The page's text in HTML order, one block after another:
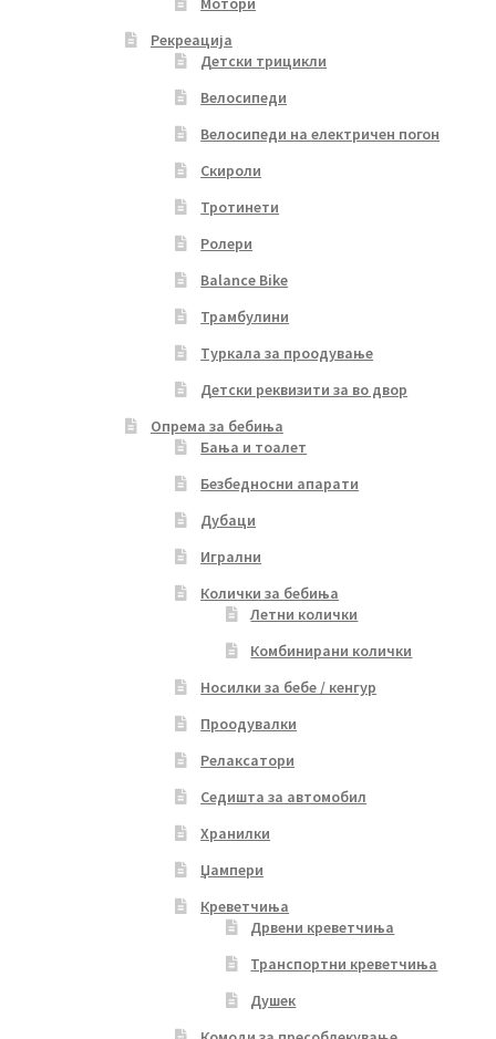
Рекреација
Детски трицикли
Велосипеди
Велосипеди на електричен погон
Скироли
Тротинети
Ролери
Balance Bike
Трамбулини
Туркала за проодување
Детски реквизити за во двор
Опрема за бебиња
Бања и тоалет
Безбедносни апарати
Дубаци
Игрални
Колички за бебиња
Летни колички
Комбинирани колички
Носилки за бебе / кенгур
Проодувалки
Релаксатори
Седишта за автомобил
Хранилки
Џампери
Креветчиња
Дрвени креветчиња
Транспортни креветчиња
Душек